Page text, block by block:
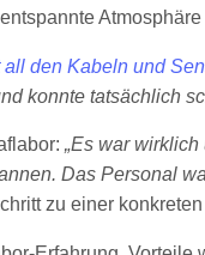
all den Kabeln und
konnte tatsächlich
„Es war
Das Personal
zu einer